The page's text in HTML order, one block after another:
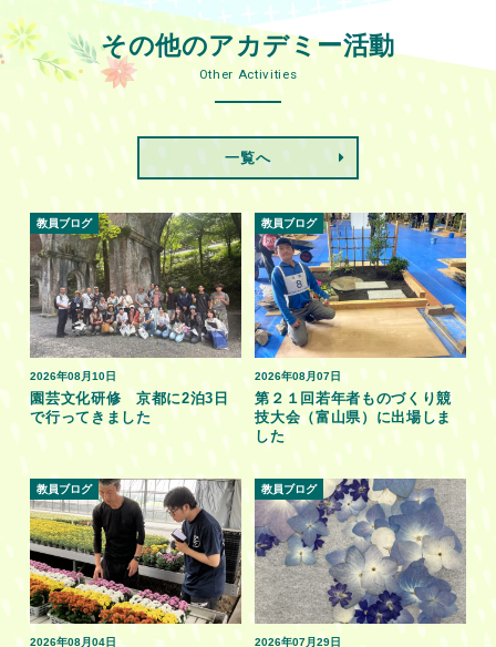
その他のアカデミー活動
Other Activities
一覧へ
2026年08月10日
教員ブログ
園芸文化研修 京都に2泊3日
で行ってきました
2026年08月07日
教員ブログ
第２１回若年者ものづくり競
技大会（富山県）に出場しま
した
2026年08月04日
教員ブログ
2026年07月29日
教員ブログ